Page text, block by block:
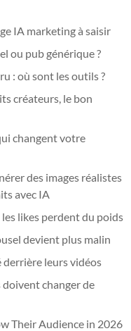
IA marketing à saisir
ou pub générique ?
: où sont les outils ?
créateurs, le bon
changent votre
des images réalistes
avec IA
likes perdent du poids
devient plus malin
derrière leurs vidéos
doivent changer de
Their Audience in 2026